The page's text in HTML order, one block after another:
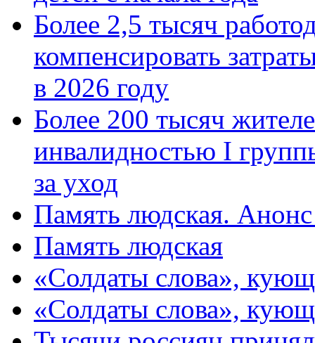
Более 2,5 тысяч
компенсировать
в 2026 году
Более 200 тысяч
инвалидностью I
за уход
Память людская.
Память людская
«Солдаты слова»,
«Солдаты слова»,